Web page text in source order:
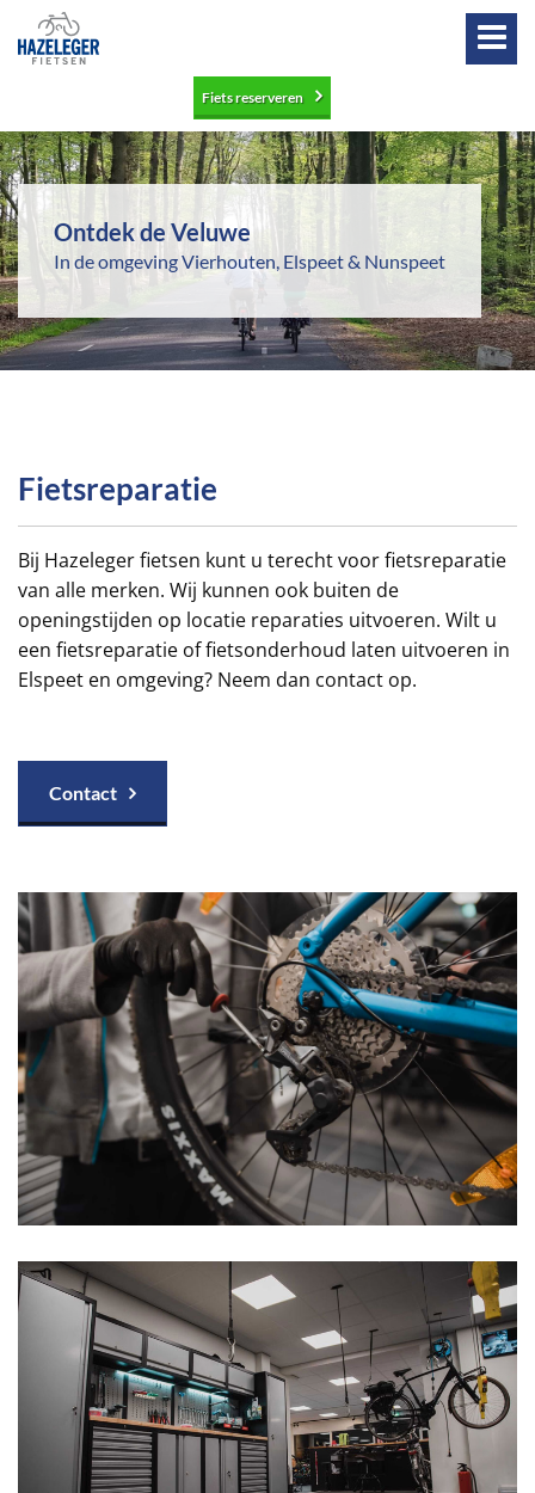
Fiets reserveren
Ontdek de Veluwe
In de omgeving Vierhouten, Elspeet & Nunspeet
Fietsreparatie
Bij Hazeleger fietsen kunt u terecht voor fietsreparatie
van alle merken. Wij kunnen ook buiten de
openingstijden op locatie reparaties uitvoeren. Wilt u
een fietsreparatie of fietsonderhoud laten uitvoeren in
Elspeet en omgeving? Neem dan contact op.
Contact